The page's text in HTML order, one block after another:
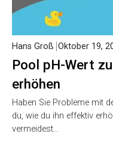
Pool pH-Wert
erhöhen
Hans Groß Oktober 19,
Haben Sie Probleme mit
du, wie du ihn effektiv
vermeidest…